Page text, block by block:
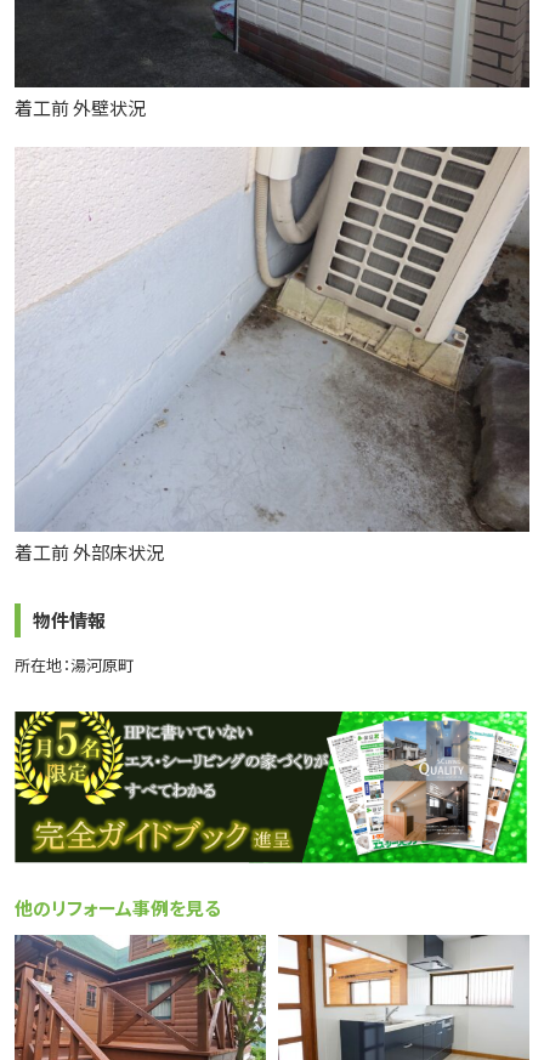
着工前 外壁状況
着工前 外部床状況
物件情報
所在地：湯河原町
他のリフォーム事例を見る